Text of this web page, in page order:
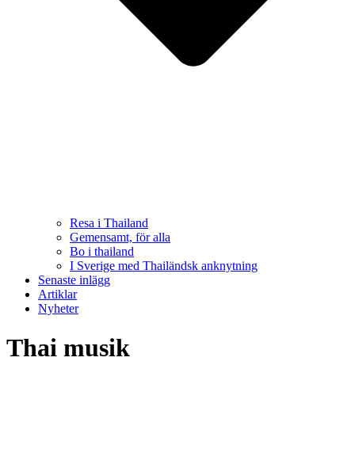
Resa i Thailand
Gemensamt, för alla
Bo i thailand
I Sverige med Thailändsk anknytning
Senaste inlägg
Artiklar
Nyheter
Thai musik